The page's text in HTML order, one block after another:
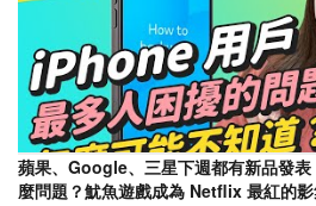
蘋果、Google、三星下週都有新品發
麼問題？魷魚遊戲成為 Netflix 最紅的